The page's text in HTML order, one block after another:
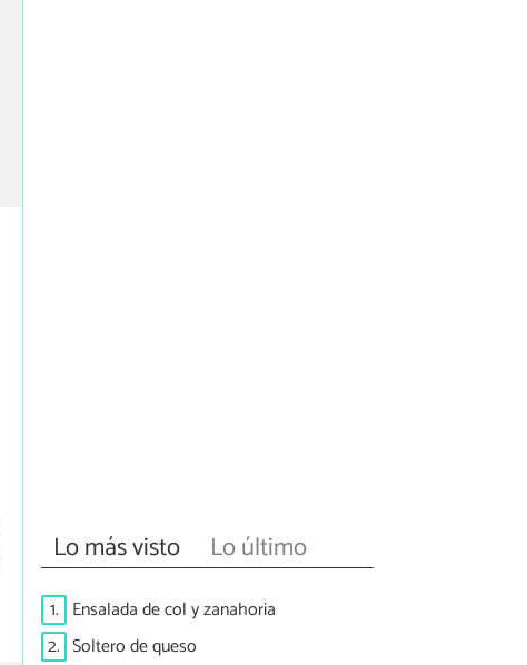
Lo más visto Lo último
1. Ensalada de col y zanahoria
2. Soltero de queso